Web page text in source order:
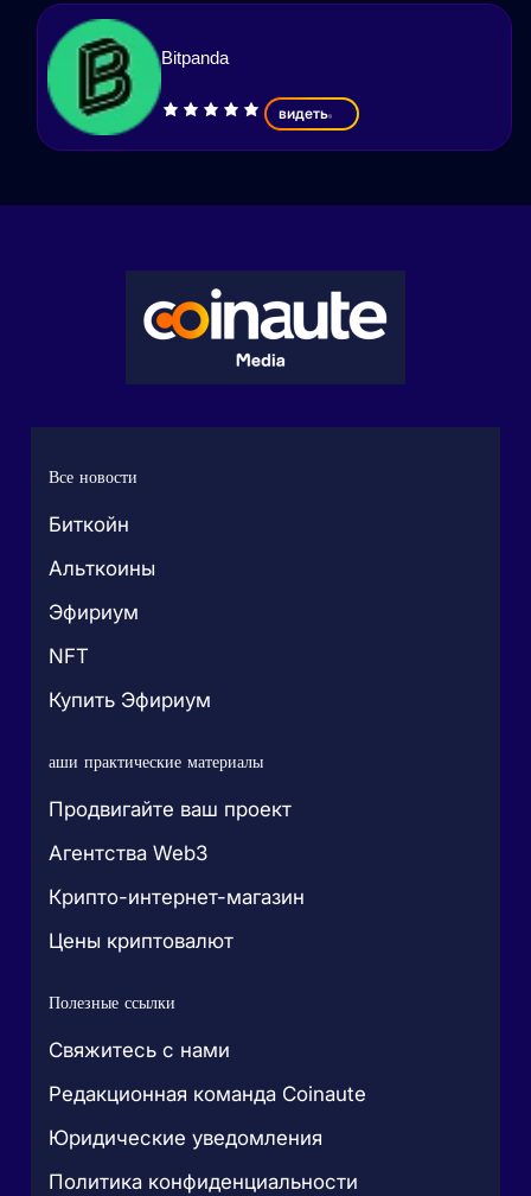
Bitpanda
видеть
Все новости
Биткойн
Альткоины
Эфириум
NFT
Купить Эфириум
аши практические материалы
Продвигайте ваш проект
Агентства Web3
Крипто-интернет-магазин
Цены криптовалют
Полезные ссылки
Свяжитесь с нами
Редакционная команда Coinaute
Юридические уведомления
Политика конфиденциальности